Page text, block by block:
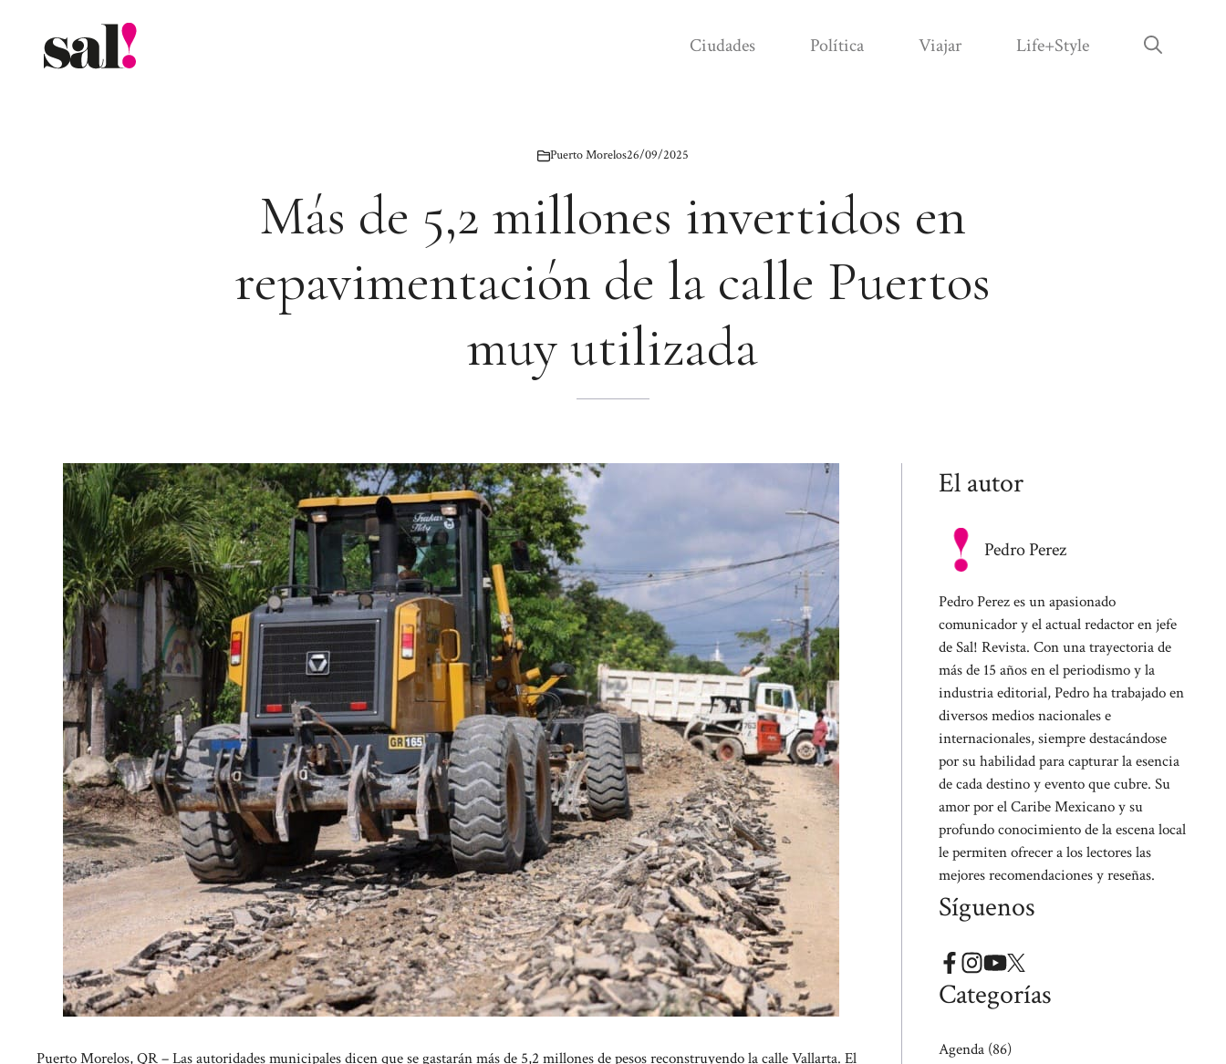
contenido
Ciudades Política Viajar Life+Style
Puerto Morelos26/09/2025
Más de 5,2 millones invertidos en
repavimentación de la calle Puertos
muy utilizada
Puerto Morelos, QR – Las autoridades municipales dicen que se gastarán más de 5,2 millones de pesos reconstruyendo la calle Vallarta. El
El autor
Pedro Perez
Pedro Perez es un apasionado
comunicador y el actual redactor en jefe
de Sal! Revista. Con una trayectoria de
más de 15 años en el periodismo y la
industria editorial, Pedro ha trabajado en
diversos medios nacionales e
internacionales, siempre destacándose
por su habilidad para capturar la esencia
de cada destino y evento que cubre. Su
amor por el Caribe Mexicano y su
profundo conocimiento de la escena local
le permiten ofrecer a los lectores las
mejores recomendaciones y reseñas.
Síguenos
Categorías
Agenda (86)